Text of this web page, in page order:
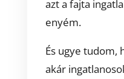
azt a fajta
enyém.
És ugye tudom,
akár